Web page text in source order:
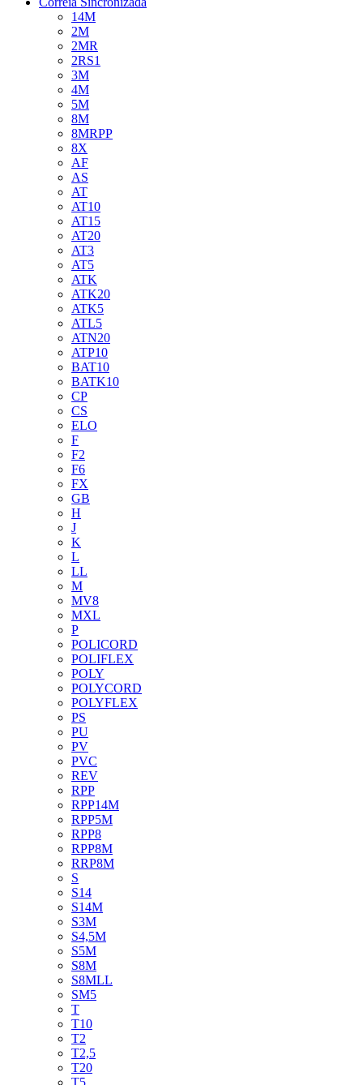
14M
2M
2MR
2RS1
3M
4M
5M
8M
8MRPP
8X
AF
AS
AT
AT10
AT15
AT20
AT3
AT5
ATK
ATK20
ATK5
ATL5
ATN20
ATP10
BAT10
BATK10
CP
CS
ELO
F
F2
F6
FX
GB
H
J
K
L
LL
M
MV8
MXL
P
POLICORD
POLIFLEX
POLY
POLYCORD
POLYFLEX
PS
PU
PV
PVC
REV
RPP
RPP14M
RPP5M
RPP8
RPP8M
RRP8M
S
S14
S14M
S3M
S4,5M
S5M
S8M
S8MLL
SM5
T
T10
T2
T2,5
T20
T5